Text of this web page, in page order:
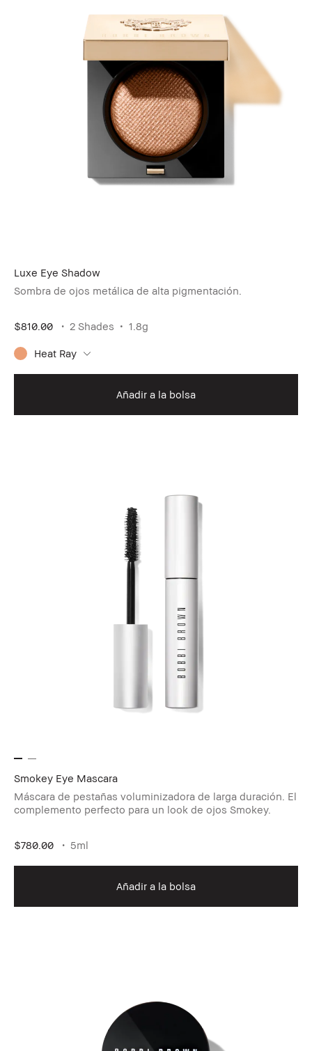
Luxe Eye Shadow
Sombra de ojos metálica de alta pigmentación.
$810.00 2 Shades 1.8g
Heat Ray
Añadir a la bolsa
Smokey Eye Mascara
Máscara de pestañas voluminizadora de larga duración. El
complemento perfecto para un look de ojos Smokey.
$780.00 5ml
Añadir a la bolsa